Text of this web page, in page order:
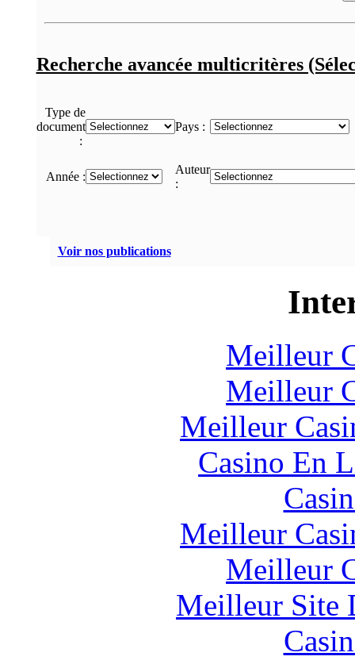
Recherche avancée multicritères
Type de
document
:
Pays :
Année :
Auteur
:
Voir nos publications
Meilleur
Meilleur
Meilleur
Casino En
Meilleur
Meilleur
Meilleur Site